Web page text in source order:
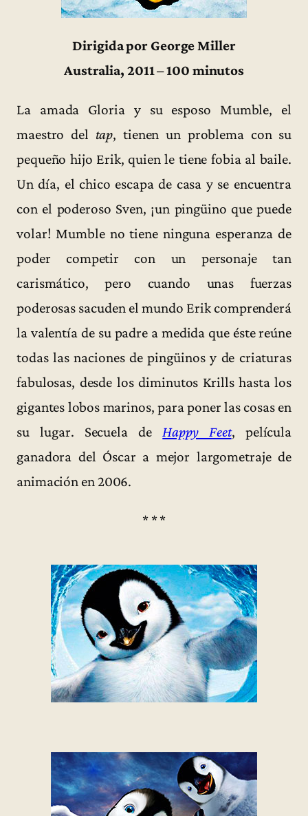
Dirigida por George Miller
Australia, 2011 – 100 minutos
La amada Gloria y su esposo Mumble, el
maestro del tap, tienen un problema con su
pequeño hijo Erik, quien le tiene fobia al baile.
Un día, el chico escapa de casa y se encuentra
con el poderoso Sven, ¡un pingüino que puede
volar! Mumble no tiene ninguna esperanza de
poder competir con un personaje tan
carismático, pero cuando unas fuerzas
poderosas sacuden el mundo Erik comprenderá
la valentía de su padre a medida que éste reúne
todas las naciones de pingüinos y de criaturas
fabulosas, desde los diminutos Krills hasta los
gigantes lobos marinos, para poner las cosas en
su lugar. Secuela de Happy Feet, película
ganadora del Óscar a mejor largometraje de
animación en 2006.
* * *